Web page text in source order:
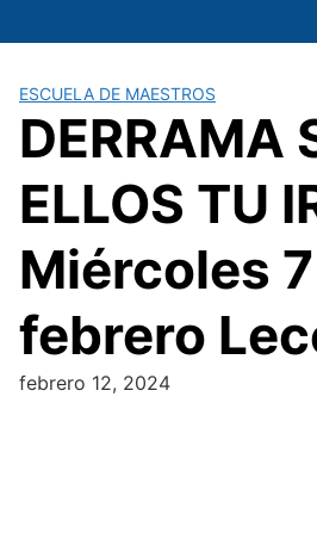
al
ESCUELA DE MAESTROS
DERRAMA
ELLOS TU
Miércoles
febrero
febrero 12, 2024